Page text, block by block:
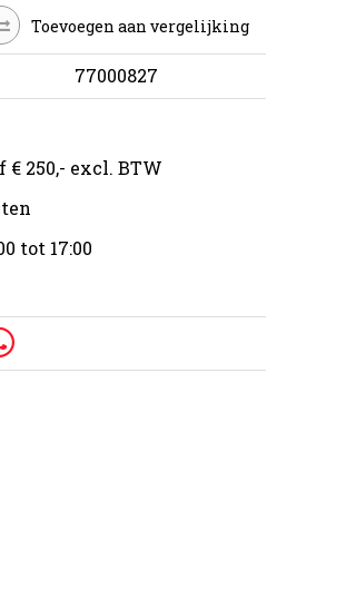
Toevoegen aan vergelijking
77000827
250,- excl. BTW
tot 17:00